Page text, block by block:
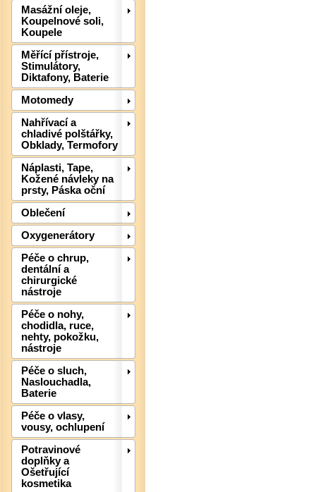
Masážní oleje,
Koupelnové soli,
Koupele
Měřící přístroje,
Stimulátory,
Diktafony, Baterie
Motomedy
Nahřívací a
chladivé polštářky,
Obklady, Termofory
Náplasti, Tape,
Kožené návleky na
prsty, Páska oční
Oblečení
Oxygenerátory
Péče o chrup,
dentální a
chirurgické
nástroje
Péče o nohy,
chodidla, ruce,
nehty, pokožku,
nástroje
Péče o sluch,
Naslouchadla,
Baterie
Péče o vlasy,
vousy, ochlupení
Potravinové
doplňky a
Ošetřující
kosmetika